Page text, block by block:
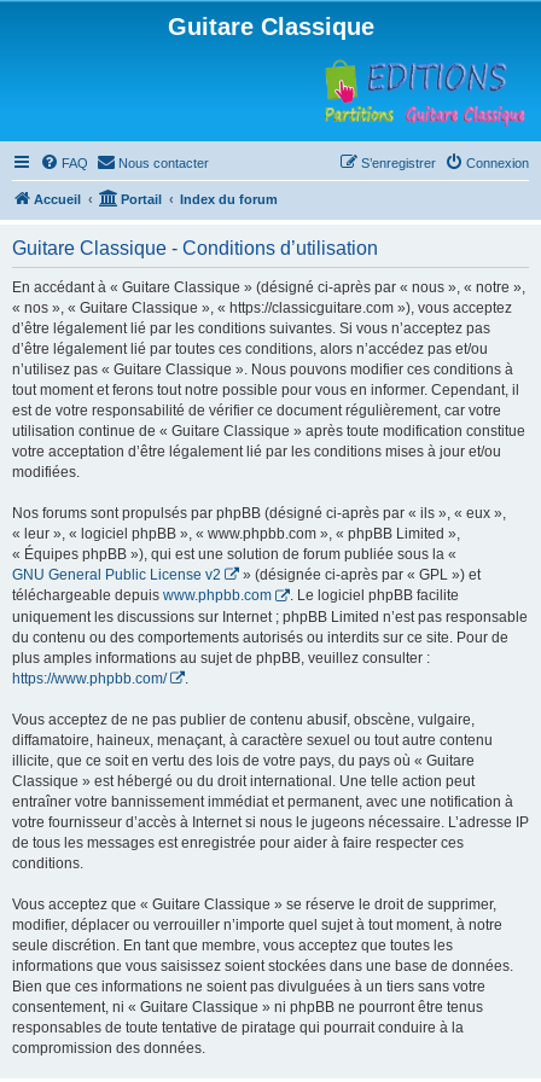
Guitare Classique
FAQ Nous contacter Connexion
S’enregistrer
Accueil Portail Index du forum
Guitare Classique - Conditions d’utilisation
En accédant à « Guitare Classique » (désigné ci-après par « nous », « notre »,
« nos », « Guitare Classique », « https://classicguitare.com »), vous acceptez
d’être légalement lié par les conditions suivantes. Si vous n’acceptez pas
d’être légalement lié par toutes ces conditions, alors n’accédez pas et/ou
n’utilisez pas « Guitare Classique ». Nous pouvons modifier ces conditions à
tout moment et ferons tout notre possible pour vous en informer. Cependant, il
est de votre responsabilité de vérifier ce document régulièrement, car votre
utilisation continue de « Guitare Classique » après toute modification constitue
votre acceptation d’être légalement lié par les conditions mises à jour et/ou
modifiées.
Nos forums sont propulsés par phpBB (désigné ci-après par « ils », « eux »,
« leur », « logiciel phpBB », « www.phpbb.com », « phpBB Limited »,
« Équipes phpBB »), qui est une solution de forum publiée sous la «
GNU General Public License v2
» (désignée ci-après par « GPL ») et
téléchargeable depuis www.phpbb.com
. Le logiciel phpBB facilite
uniquement les discussions sur Internet ; phpBB Limited n’est pas responsable
du contenu ou des comportements autorisés ou interdits sur ce site. Pour de
plus amples informations au sujet de phpBB, veuillez consulter :
https://www.phpbb.com/
Vous acceptez de ne pas publier de contenu abusif, obscène, vulgaire,
diffamatoire, haineux, menaçant, à caractère sexuel ou tout autre contenu
illicite, que ce soit en vertu des lois de votre pays, du pays où « Guitare
Classique » est hébergé ou du droit international. Une telle action peut
entraîner votre bannissement immédiat et permanent, avec une notification à
votre fournisseur d’accès à Internet si nous le jugeons nécessaire. L’adresse IP
de tous les messages est enregistrée pour aider à faire respecter ces
conditions.
Vous acceptez que « Guitare Classique » se réserve le droit de supprimer,
modifier, déplacer ou verrouiller n’importe quel sujet à tout moment, à notre
seule discrétion. En tant que membre, vous acceptez que toutes les
informations que vous saisissez soient stockées dans une base de données.
Bien que ces informations ne soient pas divulguées à un tiers sans votre
consentement, ni « Guitare Classique » ni phpBB ne pourront être tenus
responsables de toute tentative de piratage qui pourrait conduire à la
compromission des données.